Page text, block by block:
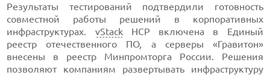
Результаты тестирований подтвердили готовность
совместной работы решений в корпоративных
инфраструктурах. vStackHCP включена в Единый
реестр отечественного ПО, а серверы «Гравитон»
внесены в реестр Минпромторга России. Решения
позволяют компаниям развертывать инфраструктуру